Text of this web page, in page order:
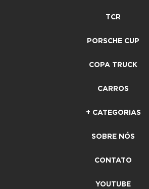
TCR
PORSCHE CUP
COPA TRUCK
CARROS
+ CATEGORIAS
SOBRE NÓS
CONTATO
YOUTUBE